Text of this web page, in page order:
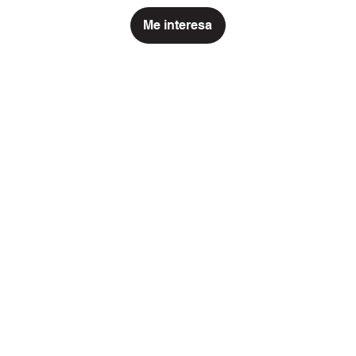
ST III (Caballo verde)
38 x 64 cm
Técnica mixta / tela
Me interesa